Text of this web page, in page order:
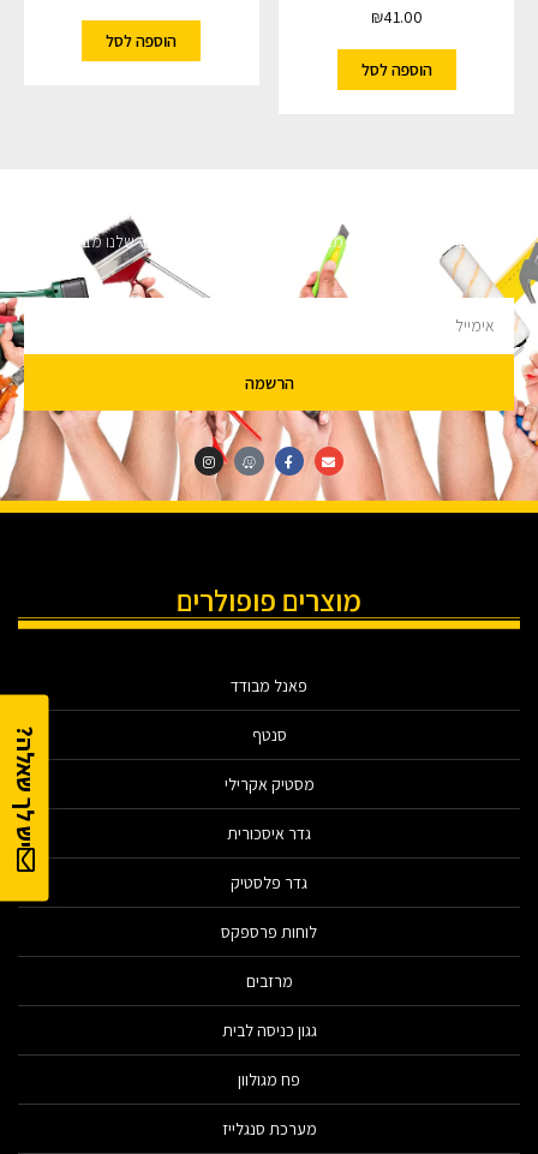
יש לך שאלה?
₪41.00
הוספה לסל
הוספה לסל
השארו מעודכנים
מעוניינים לקבל עדכונים על מבצעים והנחות הירשמו לניוזלטר שלנו מבטיחים לא
הרשמה
מוצרים פופולרים
פאנל מבודד
סנטף
מסטיק אקרילי
גדר איסכורית
גדר פלסטיק
לוחות פרספקס
מרזבים
גגון כניסה לבית
פח מגולוון
מערכת סנגלייז